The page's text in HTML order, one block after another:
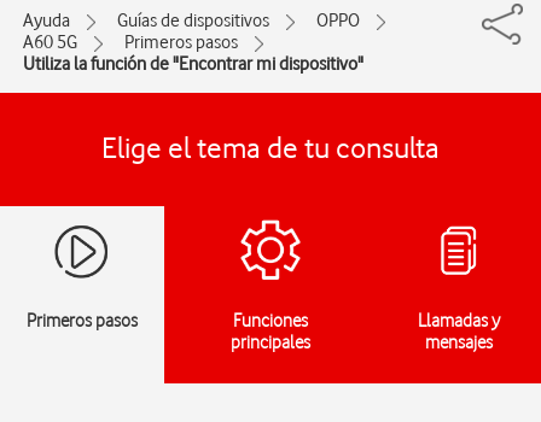
Ayuda Guías de dispositivos
OPPO
A60 5G
Primeros pasos
Utiliza la función de "Encontrar mi dispositivo"
Elige el tema de tu consulta
Primeros pasos
Funciones
principales
Llamadas y
mensajes